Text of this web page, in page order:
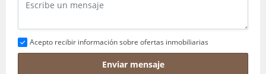
Acepto recibir información sobre ofertas inmobiliarias
Enviar mensaje